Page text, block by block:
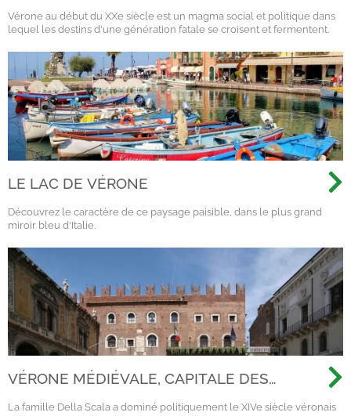
Vérone au début du XXe siècle est un magma social et politique dans
lequel les destins d'une génération fatale se croisent et fermentent.
LE LAC DE VÉRONE
Découvrez le caractère de ce paysage paisible, dans le plus grand
miroir bleu d'Italie.
VÉRONE MÉDIÉVALE, CAPITALE DES
La famille Della Scala a dominé politiquement le XIVe siècle véronais